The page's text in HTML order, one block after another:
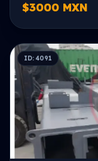
$3000 MXN
ID: 4091